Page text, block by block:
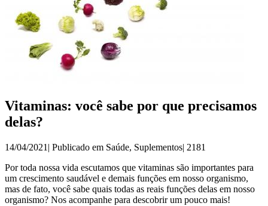
Vitaminas: você sabe por que precisamos
delas?
14/04/2021| Publicado em Saúde, Suplementos| 2181
Por toda nossa vida escutamos que vitaminas são importantes para
um crescimento saudável e demais funções em nosso organismo,
mas de fato, você sabe quais todas as reais funções delas em nosso
organismo? Nos acompanhe para descobrir um pouco mais!